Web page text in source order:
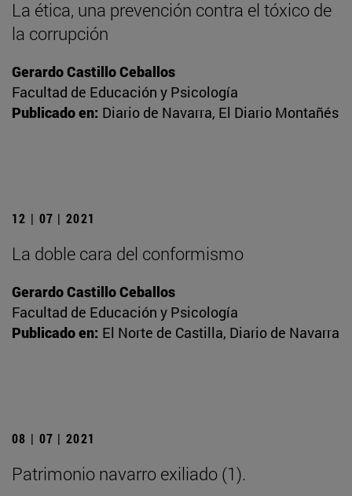
La ética, una prevención contra el tóxico de
la corrupción
Gerardo Castillo Ceballos
Facultad de Educación y Psicología
Publicado en: Diario de Navarra, El Diario Montañés
12 | 07 | 2021
La doble cara del conformismo
Gerardo Castillo Ceballos
Facultad de Educación y Psicología
Publicado en: El Norte de Castilla, Diario de Navarra
08 | 07 | 2021
Patrimonio navarro exiliado (1).